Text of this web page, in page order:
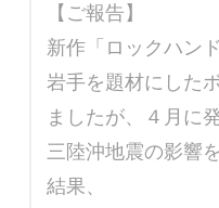
【ご報告】
新作「ロックハン
岩手を題材にした
ましたが、４月に
三陸沖地震の影響
結果、